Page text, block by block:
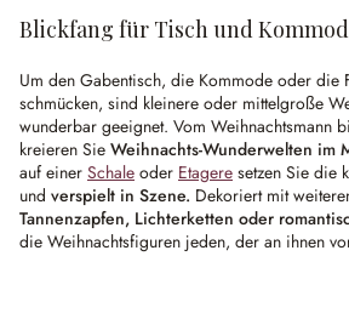
Blickfang für Tisch und
Um den Gabentisch, die Kommode oder die
schmücken, sind kleinere oder mittelgroße
wunderbar geeignet. Vom Weihnachtsmann
kreieren Sie Weihnachts-Wunderwelten im
auf einer Schale oder Etagere setzen Sie die
und verspielt in Szene. Dekoriert mit
Tannenzapfen, Lichterketten oder
die Weihnachtsfiguren jeden, der an ihnen